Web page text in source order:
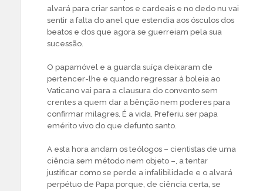
alvará para criar santos e cardeais e no dedo nu vai
sentir a falta do anel que estendia aos ósculos dos
beatos e dos que agora se guerreiam pela sua
sucessão.
O papamóvel e a guarda suíça deixaram de
pertencer-lhe e quando regressar à boleia ao
Vaticano vai para a clausura do convento sem
crentes a quem dar a bênção nem poderes para
confirmar milagres. É a vida. Preferiu ser papa
emérito vivo do que defunto santo.
A esta hora andam os teólogos – cientistas de uma
ciência sem método nem objeto –, a tentar
justificar como se perde a infalibilidade e o alvará
perpétuo de Papa porque, de ciência certa, se